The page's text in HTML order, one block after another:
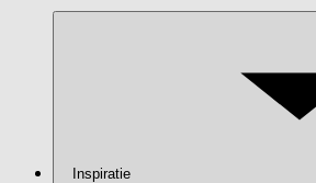
Inspiratie